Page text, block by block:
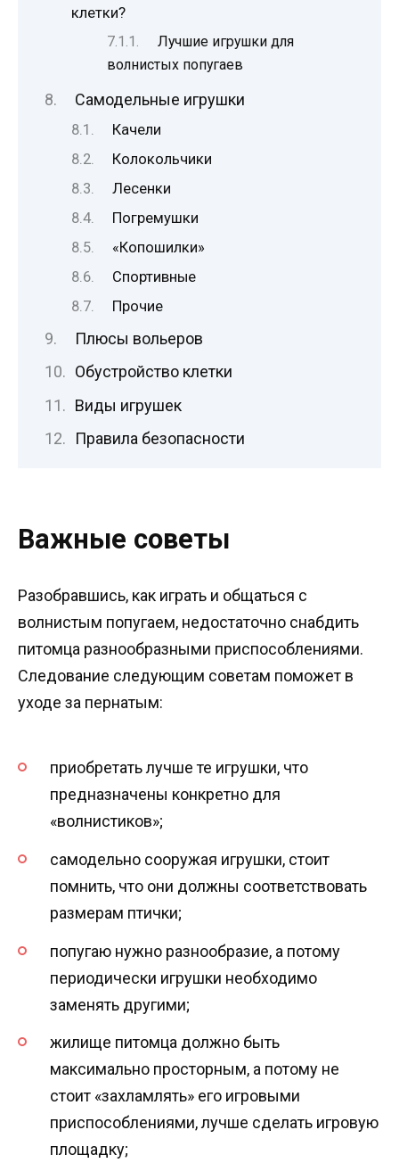
клетки?
Лучшие игрушки для
волнистых попугаев
Самодельные игрушки
Качели
Колокольчики
Лесенки
Погремушки
«Копошилки»
Спортивные
Прочие
Плюсы вольеров
Обустройство клетки
Виды игрушек
Правила безопасности
Важные советы
Разобравшись, как играть и общаться с
волнистым попугаем, недостаточно снабдить
питомца разнообразными приспособлениями.
Следование следующим советам поможет в
уходе за пернатым:
приобретать лучше те игрушки, что
предназначены конкретно для
«волнистиков»;
самодельно сооружая игрушки, стоит
помнить, что они должны соответствовать
размерам птички;
попугаю нужно разнообразие, а потому
периодически игрушки необходимо
заменять другими;
жилище питомца должно быть
максимально просторным, а потому не
стоит «захламлять» его игровыми
приспособлениями, лучше сделать игровую
площадку;